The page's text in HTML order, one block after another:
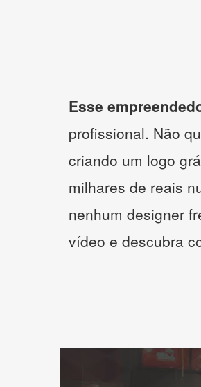
Esse
profissional. Não
criando um logo
milhares de reais
nenhum designer
vídeo e descubra